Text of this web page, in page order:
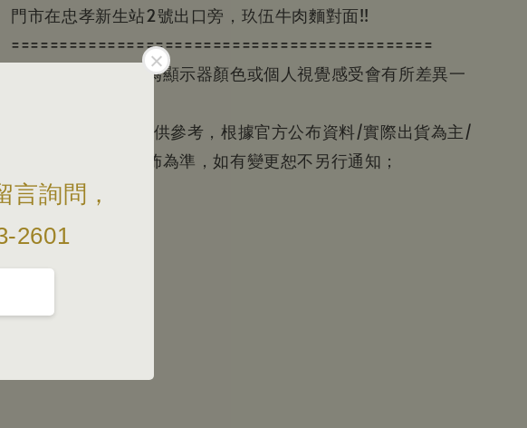
詢問，
2601
門市在忠孝新生站2號出口旁，玖伍牛肉麵對面!!
============================================
上面的照片顏色因為顯示器顏色或個人視覺感受會有所差異一
本賣場照片/資訊僅供參考，根據官方公布資料/實際出貨為主/
規格資料以原廠公佈為準，如有變更恕不另行通知；